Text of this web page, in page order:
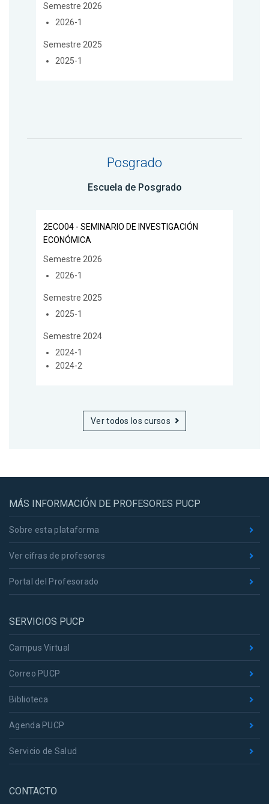
Semestre 2026
2026-1
Semestre 2025
2025-1
Posgrado
Escuela de Posgrado
2ECO04 - SEMINARIO DE INVESTIGACIÓN
ECONÓMICA
Semestre 2026
2026-1
Semestre 2025
2025-1
Semestre 2024
2024-1
2024-2
Ver todos los cursos
MÁS INFORMACIÓN DE PROFESORES PUCP
Sobre esta plataforma
Ver cifras de profesores
Portal del Profesorado
SERVICIOS PUCP
Campus Virtual
Correo PUCP
Biblioteca
Agenda PUCP
Servicio de Salud
CONTACTO